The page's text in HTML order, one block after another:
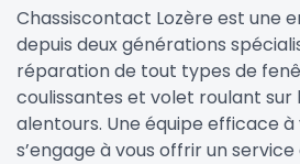
Chassiscontact Lozère est une
depuis deux générations
réparation de tout types de
coulissantes et volet roulant sur
alentours. Une équipe efficace
s’engage à vous offrir un service